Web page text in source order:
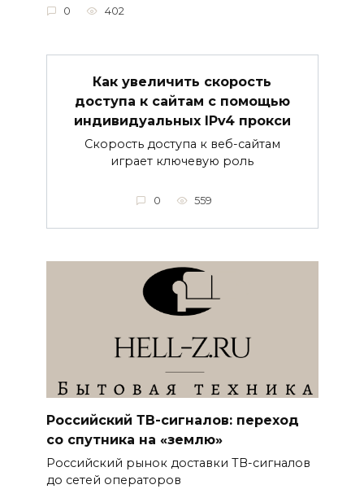
0 402
Как увеличить скорость
доступа к сайтам с помощью
индивидуальных IPv4 прокси
Скорость доступа к веб-сайтам
играет ключевую роль
0 559
Российский ТВ-сигналов: переход
со спутника на «землю»
Российский рынок доставки ТВ-сигналов
до сетей операторов